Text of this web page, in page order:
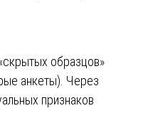
образцов»
анкеты). Через
признаков